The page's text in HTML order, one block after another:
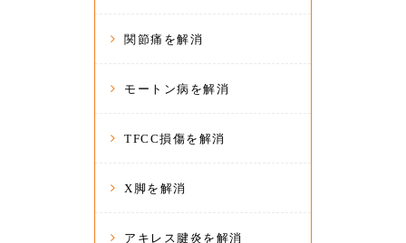
関節痛を解消
モートン病を解消
TFCC損傷を解消
X脚を解消
アキレス腱炎を解消